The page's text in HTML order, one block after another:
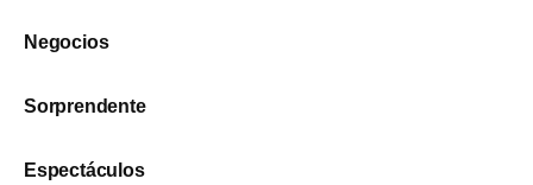
Negocios
Sorprendente
Espectáculos